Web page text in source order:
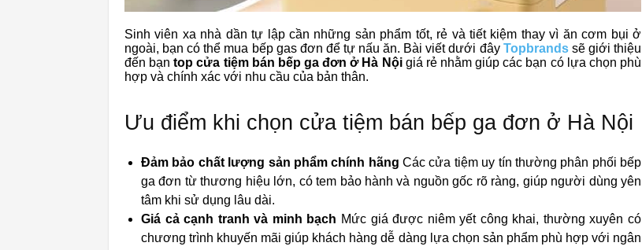
Sinh viên xa nhà dần tự lập cần những sản phẩm tốt, rẻ và tiết kiệm thay vì ăn cơm bụi ở
ngoài, bạn có thể mua bếp gas đơn để tự nấu ăn. Bài viết dưới đâyTopbrands sẽ giới thiệu
đến bạntop cửa tiệm bán bếp ga đơn ở Hà Nộigiá rẻ nhằm giúp các bạn có lựa chọn phù
hợp và chính xác với nhu cầu của bản thân.
Ưu điểm khi chọn cửa tiệm bán bếp ga đơn ở Hà Nội
Đảm bảo chất lượng sản phẩm chính hãng Các cửa tiệm uy tín thường phân phối bếp
ga đơn từ thương hiệu lớn, có tem bảo hành và nguồn gốc rõ ràng, giúp người dùng yên
tâm khi sử dụng lâu dài.
Giá cả cạnh tranh và minh bạch Mức giá được niêm yết công khai, thường xuyên có
chương trình khuyến mãi giúp khách hàng dễ dàng lựa chọn sản phẩm phù hợp với ngân